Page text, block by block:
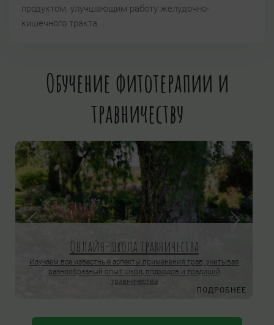
продуктом, улучшающим работу желудочно-
кишечного тракта.
Обучение фитотерапии и
травничеству
Онлайн-школа травничества
Изучаем все известные аспекты применения трав, учитывая
разнообразный опыт школ, подходов и традиций
травничества
ПОДРОБНЕЕ